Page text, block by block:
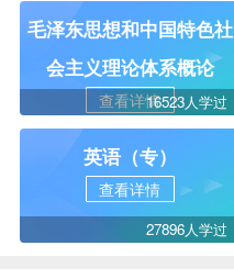
毛泽东思想和中国特色社
会主义理论体系概论
查看详情16523人学过
英语（专）
查看详情
27896人学过